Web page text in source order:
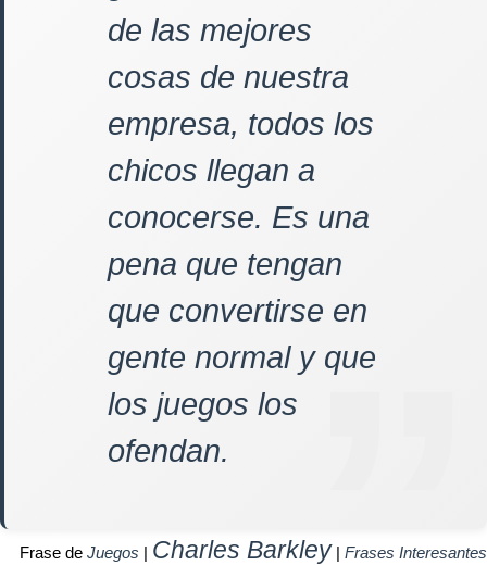
de las mejores
cosas de nuestra
empresa, todos los
chicos llegan a
conocerse. Es una
pena que tengan
que convertirse en
gente normal y que
los juegos los
ofendan.
Frase de Juegos | Charles Barkley | Frases Interesantes